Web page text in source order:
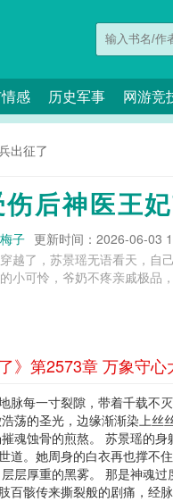
感 历史军事 网游竞
出征了
后神医王
子 更新时间：2026-06-03
越了，苏景瑶无语看天，自
小可怜，爷奶不疼亲戚极品
》第2573章 万象守
脉每一寸裂隙，带着千载不
荡的圣光，边缘渐渐染上
魂蚀骨的煎熬。 苏景瑶的
道。她周身的白衣再也撑不
层厚重的黑雾。 那是神魂
百骸传来撕裂般的剧痛，经